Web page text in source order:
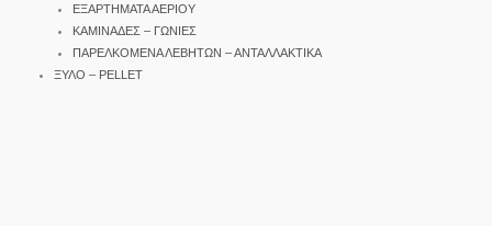
ΕΞΑΡΤΗΜΑΤΑ ΑΕΡΙΟΥ
ΚΑΜΙΝΑΔΕΣ – ΓΩΝΙΕΣ
ΠΑΡΕΛΚΟΜΕΝΑ ΛΕΒΗΤΩΝ – ΑΝΤΑΛΛΑΚΤΙΚΑ
ΞΥΛΟ – PELLET